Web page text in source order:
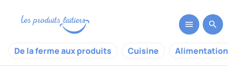
De la ferme aux produits Cuisine